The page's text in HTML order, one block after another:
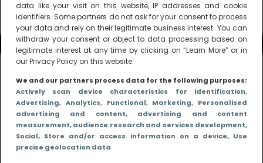
data like your visit on this website, IP addresses and cookie
identifiers. Some partners do not ask for your consent to process
your data and rely on their legitimate business interest. You can
withdraw your consent or object to data processing based on
legitimate interest at any time by clicking on “Learn More” or in
our Privacy Policy on this website.
We and our partners process data for the following purposes:
Actively scan device characteristics for identification,
Advertising, Analytics, Functional, Marketing, Personalised
advertising and content, advertising and content
measurement, audience research and services development,
Social, Store and/or access information on a device, Use
precise geolocation data